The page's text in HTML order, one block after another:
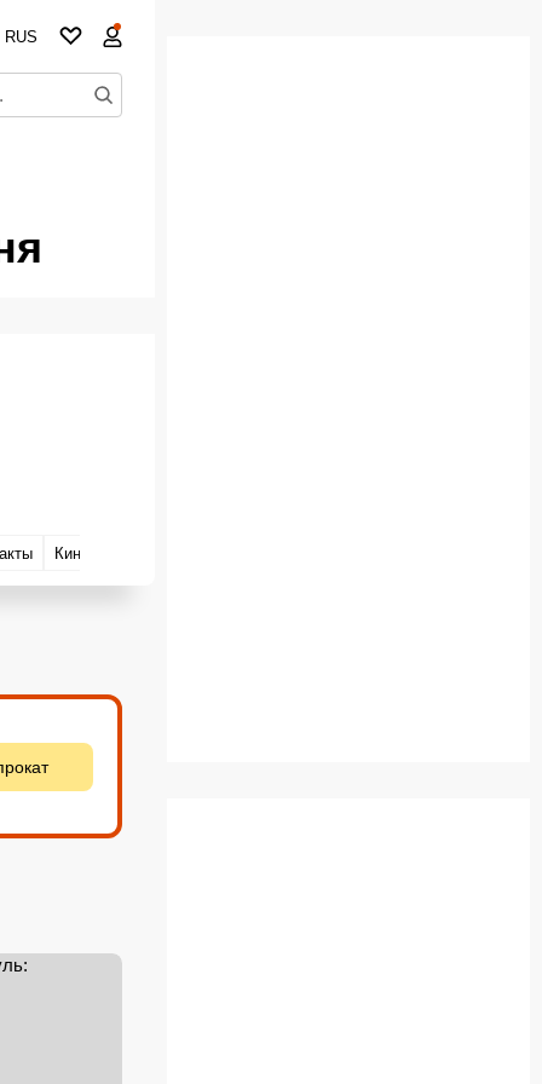
RUS
Киноляпы